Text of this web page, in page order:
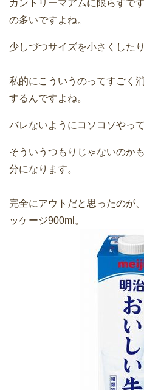
カントリーマアムに限らずで
の多いですよね。
少しづつサイズを小さくした
私的にこういうのってすごく
するんですよね。
バレないようにコソコソやっ
そういうつもりじゃないのか
分になります。
完全にアウトだと思ったのが
ッケージ900ml。